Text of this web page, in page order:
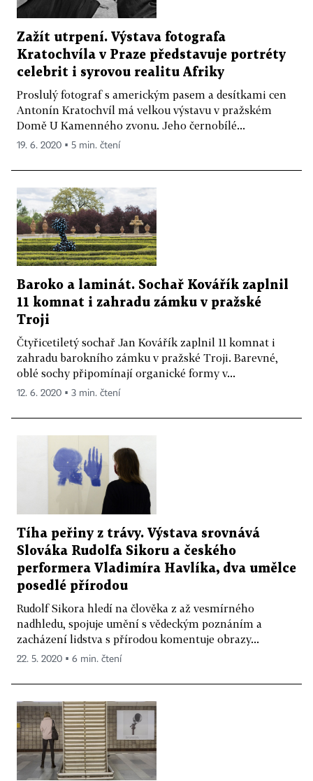
Zažít utrpení. Výstava fotografa
Kratochvíla v Praze představuje portréty
celebrit i syrovou realitu Afriky
Proslulý fotograf s americkým pasem a desítkami cen
Antonín Kratochvíl má velkou výstavu v pražském
Domě U Kamenného zvonu. Jeho černobílé...
19. 6. 2020 ▪ 5 min. čtení
Baroko a laminát. Sochař Kovářík zaplnil
11 komnat i zahradu zámku v pražské
Troji
Čtyřicetiletý sochař Jan Kovářík zaplnil 11 komnat i
zahradu barokního zámku v pražské Troji. Barevné,
oblé sochy připomínají organické formy v...
12. 6. 2020 ▪ 3 min. čtení
Tíha peřiny z trávy. Výstava srovnává
Slováka Rudolfa Sikoru a českého
performera Vladimíra Havlíka, dva umělce
posedlé přírodou
Rudolf Sikora hledí na člověka z až vesmírného
nadhledu, spojuje umění s vědeckým poznáním a
zacházení lidstva s přírodou komentuje obrazy...
22. 5. 2020 ▪ 6 min. čtení